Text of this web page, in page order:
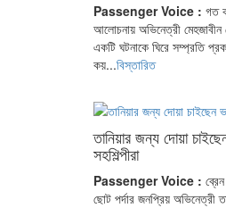
Passenger Voice : গত
আলোচনায় অভিনেত্রী
একটি ঘটনাকে ঘিরে সম্প্রতি
কয়...বিস্তারিত
তানিয়ার জন্য দোয়া
সহশিল্পীরা
Passenger Voice :
ছোট পর্দার জনপ্রিয় অভিনেত্রী